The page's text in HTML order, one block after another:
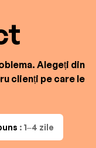
Alegeți din
clienți pe care le
: 1–4 zile